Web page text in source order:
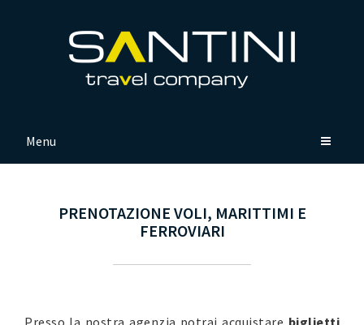
Menu
PRENOTAZIONE VOLI, MARITTIMI E
FERROVIARI
Presso la nostra agenzia potrai acquistare biglietti